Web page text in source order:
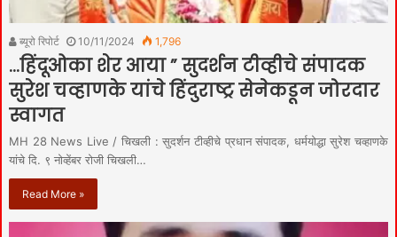
ब्यूरो रिपोर्ट 10/11/2024 1,796
…हिंदूओका शेर आया ” सुदर्शन टीव्हीचे संपादक
सुरेश चव्हाणके यांचे हिंदुराष्ट्र सेनेकडून जोरदार
स्वागत
MH 28 News Live / चिखली : सुदर्शन टीव्हीचे प्रधान संपादक, धर्मयोद्धा सुरेश चव्हाणके
यांचे दि. ९ नोव्हेंबर रोजी चिखली…
Read More »